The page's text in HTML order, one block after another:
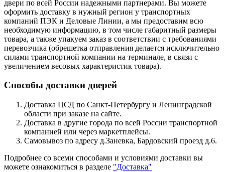
двери по всей России надежными партнерами. Вы можете
оформить доставку в нужный регион у транспортных
компаний ПЭК и Деловые Линии, а мы предоставим всю
необходимую информацию, в том числе габаритный размеры
товара, а также упакуем заказ в соответствии с требованиями
перевозчика (обрешетка отправления делается исключительно
силами транспортной компании на терминале, в связи с
увеличением весовых характеристик товара).
Способы доставки дверей
Доставка ЦСД по Санкт-Петербургу и Ленинградской
области при заказе на сайте.
Доставка в другие города по всей России транспортной
компанией или через маркетплейсы.
Самовывоз по адресу д.Заневка, Бардовский проезд д.6.
Подробнее со всеми способами и условиями доставки вы
можете ознакомиться в разделе "Доставка"